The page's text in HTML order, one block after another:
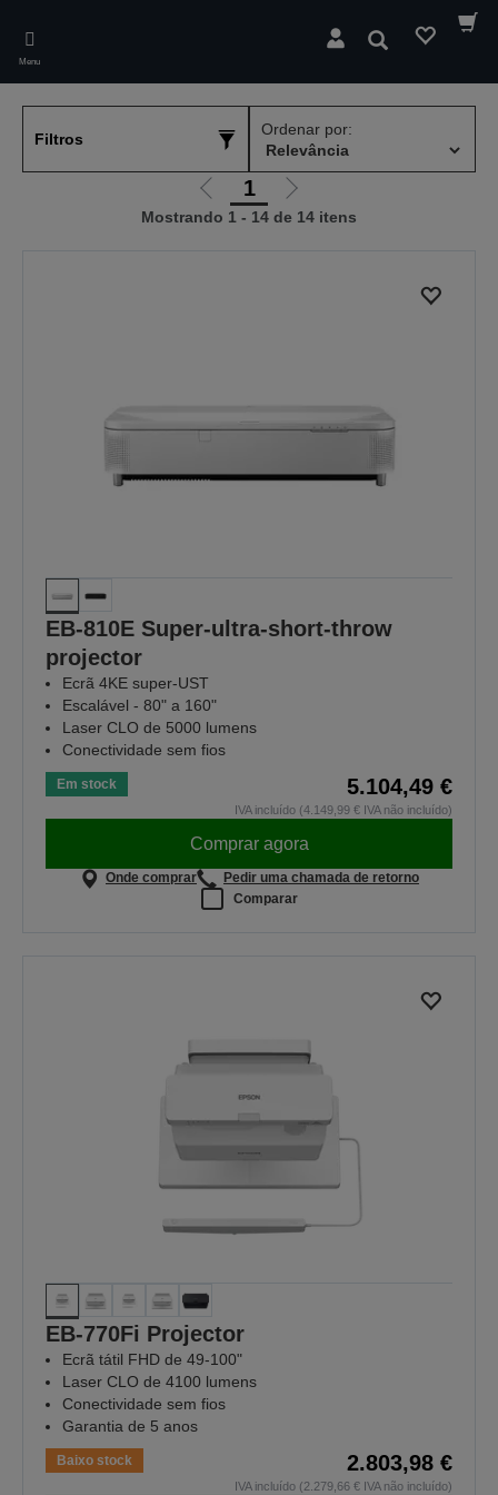
main
content
Menu
Pesquisar
Filtros
Ordenar por:
Ir
para
1
Ir
para
Mostrando 1 - 14 de 14 itens
EB-810E Super-ultra-short-throw
projector
Ecrã 4KE super-UST
Escalável - 80" a 160"
Laser CLO de 5000 lumens
Conectividade sem fios
Em stock 5.104,49 €
IVA incluído (4.149,99 € IVA não incluído)
Comprar agora
Onde comprar
Pedir uma chamada de retorno
Comparar
EB-770Fi Projector
Ecrã tátil FHD de 49-100"
Laser CLO de 4100 lumens
Conectividade sem fios
Garantia de 5 anos
Baixo stock 2.803,98 €
IVA incluído (2.279,66 € IVA não incluído)